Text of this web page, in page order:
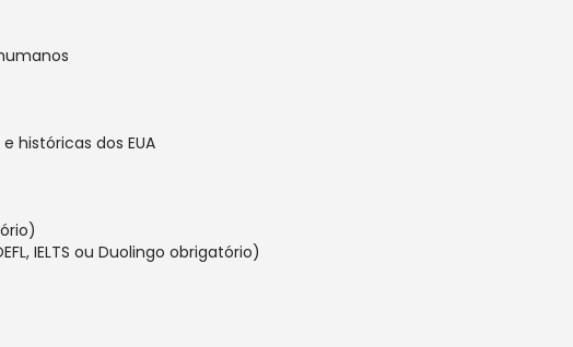
históricas dos EUA
IELTS ou Duolingo obrigatório)